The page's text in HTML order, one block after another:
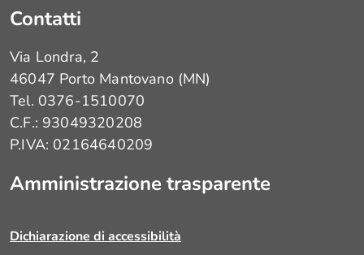
Contatti
Via Londra, 2
46047 Porto Mantovano (MN)
Tel. 0376-1510070
C.F.: 93049320208
P.IVA: 02164640209
Amministrazione trasparente
Dichiarazione di accessibilità